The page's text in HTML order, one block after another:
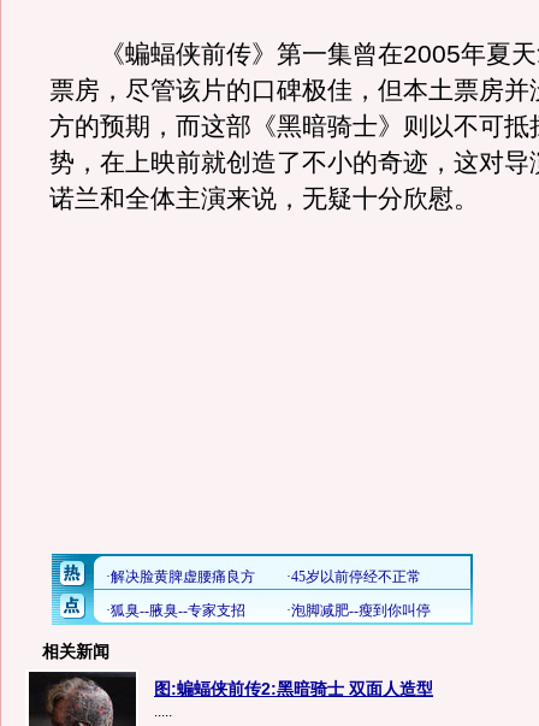
《蝙蝠侠前传》第一集曾在2005年夏天
票房，尽管该片的口碑极佳，但本土票房并
方的预期，而这部《黑暗骑士》则以不可抵
势，在上映前就创造了不小的奇迹，这对导
诺兰和全体主演来说，无疑十分欣慰。
相关新闻
图:蝙蝠侠前传2:黑暗骑士 双面人造型
.....